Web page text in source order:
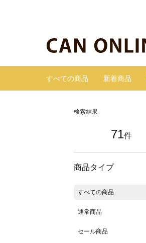
すべての商品 新着商品
検索結果
71件
商品タイプ
すべての商品
通常商品
セール商品